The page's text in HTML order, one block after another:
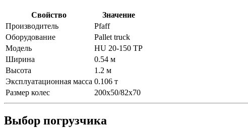
Свойство
Значение
Производитель
Pfaff
Оборудование
Pallet truck
Модель
HU 20-150 TP
Ширина
0.54 м
Высота
1.2 м
Эксплуатационная масса 0.106 т
Размер колес
200x50/82x70
Выбор погрузчика